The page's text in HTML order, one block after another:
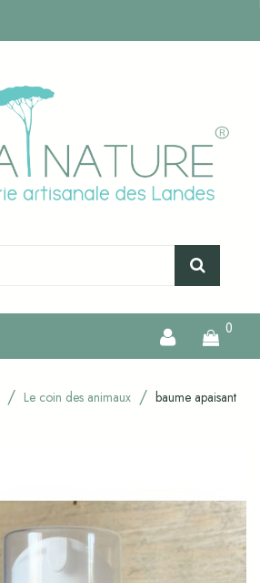
0
Le coin des animaux baume apaisant